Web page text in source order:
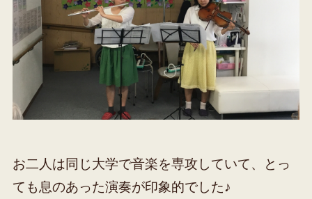
お二人は同じ大学で音楽を専攻していて、とっ
ても息のあった演奏が印象的でした♪